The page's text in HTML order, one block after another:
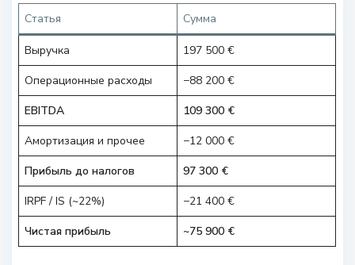
Статья Сумма
Выручка
197 500 €
Операционные расходы
−88 200 €
EBITDA
109 300 €
Амортизация и прочее
−12 000 €
Прибыль до налогов
97 300 €
IRPF / IS (~22%)
−21 400 €
Чистая прибыль
~75 900 €